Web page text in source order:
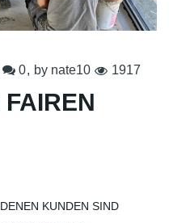
0 by nate10 1917
KUNDEN SIND